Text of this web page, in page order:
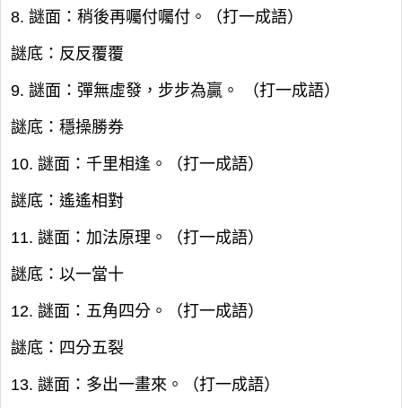
8. 謎面：稍後再囑付囑付。（打一成語）
謎底：反反覆覆
9. 謎面：彈無虛發，步步為贏。 （打一成語）
謎底：穩操勝券
10. 謎面：千里相逢。（打一成語）
謎底：遙遙相對
11. 謎面：加法原理。（打一成語）
謎底：以一當十
12. 謎面：五角四分。（打一成語）
謎底：四分五裂
13. 謎面：多出一畫來。（打一成語）